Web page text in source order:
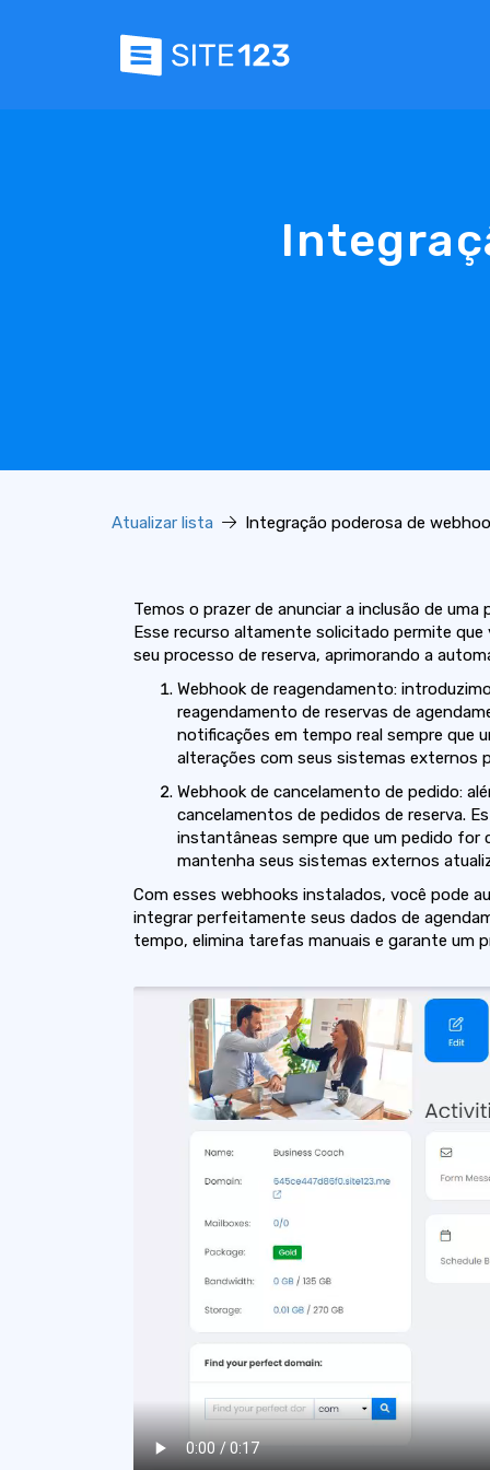
Atualizar lista Integração poderosa de
Temos o prazer de anunciar a inclusão de
Esse recurso altamente solicitado permite
seu processo de reserva, aprimorando a
Webhook de reagendamento:
reagendamento de reservas de
notificações em tempo real sempre que
alterações com seus sistemas externos
Webhook de cancelamento de pedido:
cancelamentos de pedidos de reserva.
instantâneas sempre que um pedido for
mantenha seus sistemas externos
Com esses webhooks instalados, você pode
integrar perfeitamente seus dados de
tempo, elimina tarefas manuais e garante um